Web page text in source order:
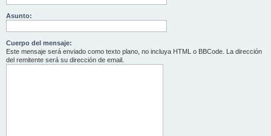
Asunto:
Cuerpo del mensaje:
Este mensaje será enviado como texto plano, no incluya HTML o BBCode. La dirección
del remitente será su dirección de email.